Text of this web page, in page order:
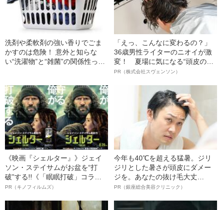
洗剤や柔軟剤の強い香りでごま
かすのは危険！ 意外と知らな
い“洗濯物”と“雑菌”の関係性っ
「えっ、こんなに変わるの？」
36歳男性ライターのニオイが激
変！ 夏場に気になる“頭皮のニ
オイ”や“ベタつき”を解消す
ト”が生み出した徹底ケアとは
PR（株式会社スヴェンソン）
《映画『シェルター』》ジェイ
ソン・ステイサムがお盆を“打
破”する!!《「眠眠打破」コラ
ボ》
PR（キノフィルムズ）
今年も40℃を超える猛暑。ジリ
ジリとした暑さが頭皮にダメー
ジを。あなたの抜け毛大丈
夫！？
PR（銀座総合美容クリニック）